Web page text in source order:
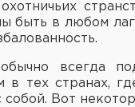
быть в любом
всегда
в тех странах,
собой. Вот